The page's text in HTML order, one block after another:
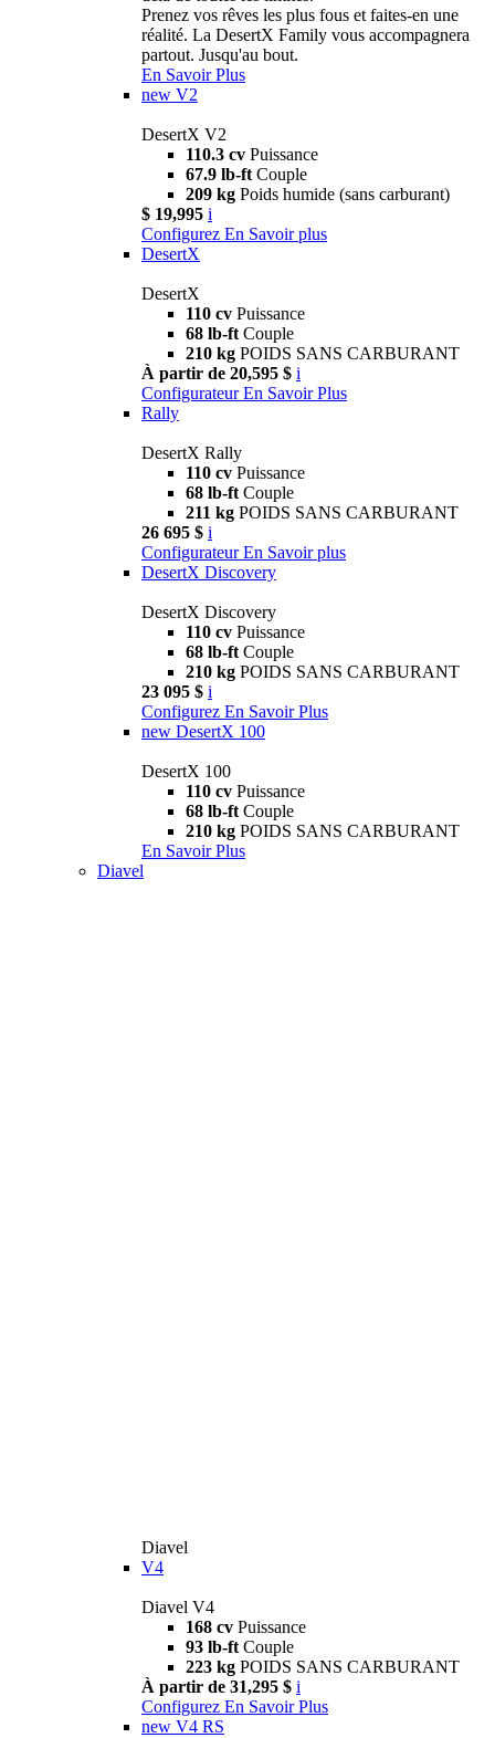
Prenez vos rêves les plus fous et faites-en une
réalité. La DesertX Family vous accompagnera
partout. Jusqu'au bout.
En Savoir Plus
new V2
DesertX V2
110.3 cv Puissance
67.9 lb-ft Couple
209 kg Poids humide (sans carburant)
$ 19,995 i
Configurez En Savoir plus
DesertX
DesertX
110 cv Puissance
68 lb-ft Couple
210 kg POIDS SANS CARBURANT
À partir de 20,595 $ i
Configurateur En Savoir Plus
Rally
DesertX Rally
110 cv Puissance
68 lb-ft Couple
211 kg POIDS SANS CARBURANT
26 695 $ i
Configurateur En Savoir plus
DesertX Discovery
DesertX Discovery
110 cv Puissance
68 lb-ft Couple
210 kg POIDS SANS CARBURANT
23 095 $ i
Configurez En Savoir Plus
new DesertX 100
DesertX 100
110 cv Puissance
68 lb-ft Couple
210 kg POIDS SANS CARBURANT
En Savoir Plus
Diavel
Diavel
V4
Diavel V4
168 cv Puissance
93 lb-ft Couple
223 kg POIDS SANS CARBURANT
À partir de 31,295 $ i
Configurez En Savoir Plus
new V4 RS